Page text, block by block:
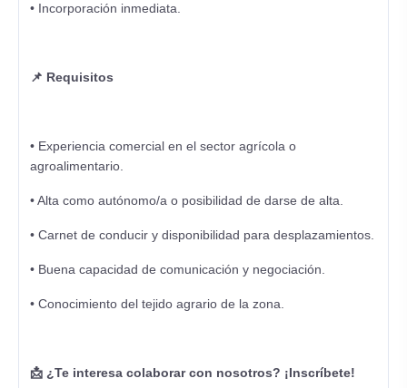
• Incorporación inmediata.
📌 Requisitos
• Experiencia comercial en el sector agrícola o
agroalimentario.
• Alta como autónomo/a o posibilidad de darse de alta.
• Carnet de conducir y disponibilidad para desplazamientos.
• Buena capacidad de comunicación y negociación.
• Conocimiento del tejido agrario de la zona.
📩 ¿Te interesa colaborar con nosotros? ¡Inscríbete!